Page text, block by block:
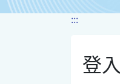
:::
登入